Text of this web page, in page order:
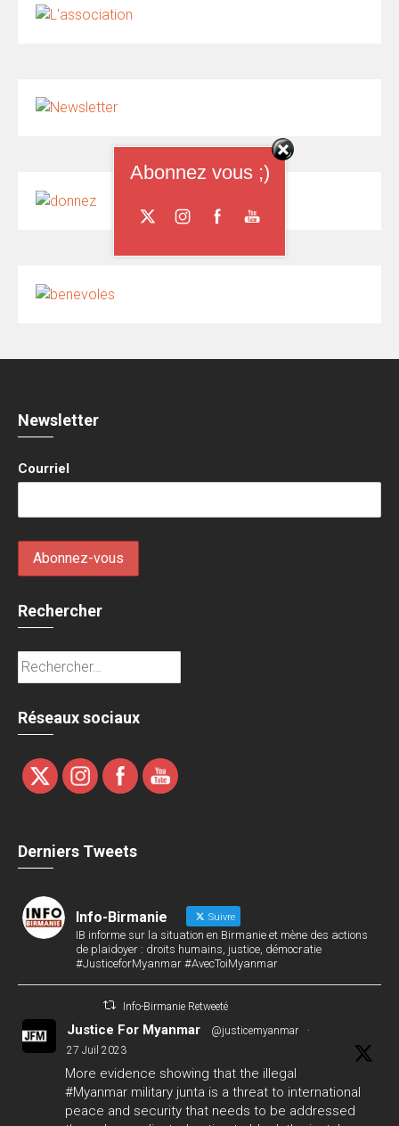
Newsletter
Courriel
Rechercher
Rechercher :
Réseaux sociaux
Derniers Tweets
Info-Birmanie Suivre
IB informe sur la situation en Birmanie et mène des actions
de plaidoyer : droits humains, justice, démocratie
#JusticeforMyanmar #AvecToiMyanmar
Info-Birmanie Retweeté
Justice For Myanmar @justicemyanmar
·
27 Juil 2023
More evidence showing that the illegal
#Myanmar military junta is a threat to international
peace and security that needs to be addressed
Abonnez vous ;)